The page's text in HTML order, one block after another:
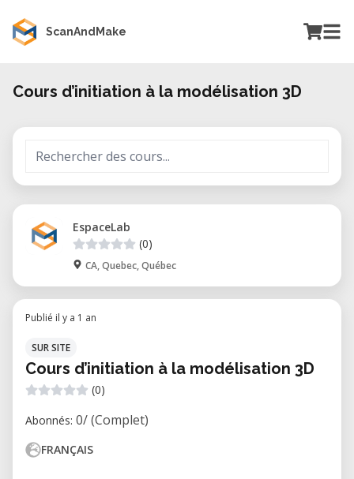
ScanAndMake
Cours d’initiation à la modélisation 3D
EspaceLab
(0)
CA, Quebec, Québec
Publié il y a 1 an
SUR SITE
Cours d’initiation à la modélisation 3D
(0)
Abonnés: 0/ (Complet)
FRANÇAIS